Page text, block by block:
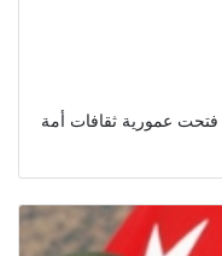
عمورية ثقافات أمة